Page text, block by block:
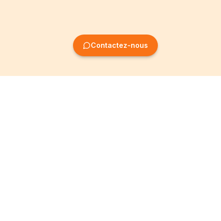
Contactez-nous